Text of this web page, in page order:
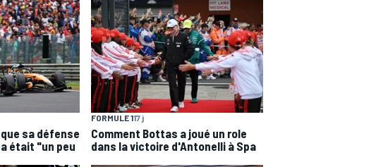
sa défense
était "un peu
FORMULE 117 j
Comment Bottas a joué un role
dans la victoire d'Antonelli à Spa